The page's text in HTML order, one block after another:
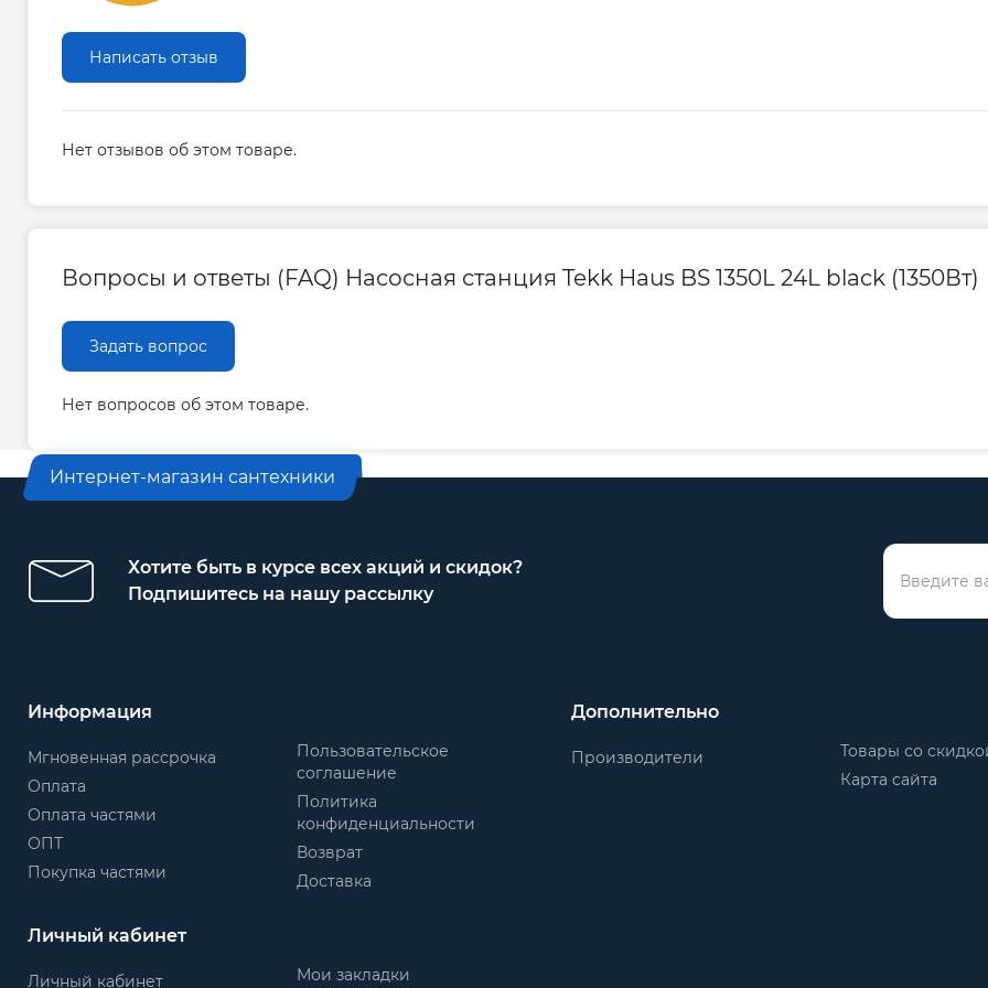
Показатель рН 6,5 – 9,5
Содержание механических примесей не более 100 g/m³
Станция на воду – комплексное решение, позволяющее решать
монтажа. По возможности, желательно насосную станцию ​​
Написать отзыв
Нет отзывов об этом товаре.
Вопросы и ответы (FAQ) Насосная станция Tekk Haus BS 1350L 24L black (1350Вт)
Задать вопрос
Нет вопросов об этом товаре.
Интернет-магазин сантехники
Хотите быть в курсе всех акций и скидок?
Подпишитесь на нашу рассылку
Информация
Мгновенная рассрочка
Оплата
Оплата частями
ОПТ
Покупка частями
Пользовательское
соглашение
Политика
конфиденциальности
Возврат
Доставка
Дополнительно
Производители
Товары со
Карта сайта
Личный кабинет
Личный кабинет Мои закладки